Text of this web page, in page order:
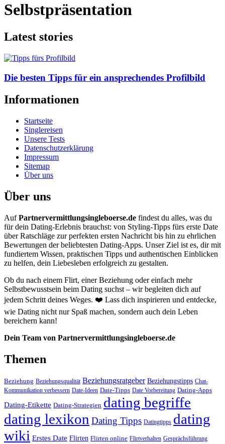
Selbstpräsentation
Latest stories
Die besten Tipps für ein ansprechendes Profilbild
Informationen
Startseite
Singlereisen
Unsere Tests
Datenschutzerklärung
Impressum
Sitemap
Über uns
Über uns
AufPartnervermittlungsingleboerse.de findest du alles, was du
für dein Dating-Erlebnis brauchst: von Styling-Tipps fürs erste Date
über Ratschläge zur perfekten ersten Nachricht bis hin zu ehrlichen
Bewertungen der beliebtesten Dating-Apps. Unser Ziel ist es, dir mit
fundiertem Wissen, praktischen Tipps und authentischen Einblicken
zu helfen, dein Liebesleben erfolgreich zu gestalten.
Ob du nach einem Flirt, einer Beziehung oder einfach mehr
Selbstbewusstsein beim Dating suchst – wir begleiten dich auf
jedem Schritt deines Weges. ❤️ Lass dich inspirieren und entdecke,
wie Dating nicht nur Spaß machen, sondern auch dein Leben
bereichern kann!
Dein Team von Partnervermittlungsingleboerse.de
Themen
Beziehung Beziehungsqualität Beziehungsratgeber Beziehungstipps Chat-
Kommunikation verbessern Date-Ideen Date-Tipps Date Vorbereitung Dating-Apps
Dating-Etikette Dating-Strategien dating begriffe
dating lexikon Dating Tipps Datingtipps dating
wiki Erstes Date Flirten Flirten online Flirtverhalten Gesprächsführung